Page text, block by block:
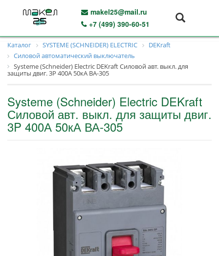
makel25@mail.ru
+7 (499) 390-60-51
Каталог SYSTEME (SCHNEIDER) ELECTRIC
DEKraft
Силовой автоматический выключатель
Systeme (Schneider) Electric DEKraft Силовой авт. выкл. для
защиты двиг. 3P 400А 50кА ВА-305
Systeme (Schneider) Electric DEKraft
Силовой авт. выкл. для защиты двиг.
3P 400А 50кА ВА-305